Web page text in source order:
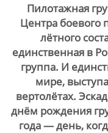
Пилотажная
Центра боевого
лётного
единственная в
группа. И
мире,
вертолётах.
днём рождения
года — день,